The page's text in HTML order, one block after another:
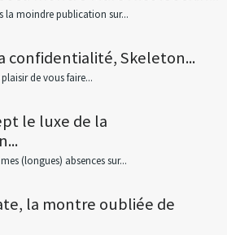
la moindre publication sur...
confidentialité, Skeleton...
de vous faire...
le luxe de la
(longues) absences sur...
la montre oubliée de